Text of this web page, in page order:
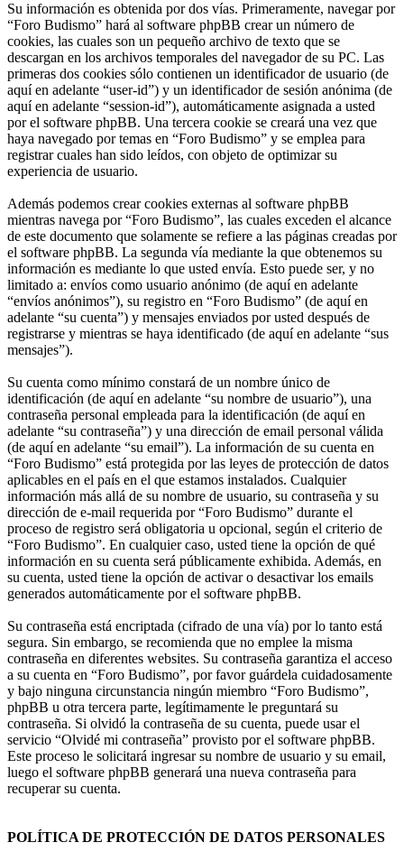
Su información es obtenida por dos vías. Primeramente, navegar por
“Foro Budismo” hará al software phpBB crear un número de
cookies, las cuales son un pequeño archivo de texto que se
descargan en los archivos temporales del navegador de su PC. Las
primeras dos cookies sólo contienen un identificador de usuario (de
aquí en adelante “user-id”) y un identificador de sesión anónima (de
aquí en adelante “session-id”), automáticamente asignada a usted
por el software phpBB. Una tercera cookie se creará una vez que
haya navegado por temas en “Foro Budismo” y se emplea para
registrar cuales han sido leídos, con objeto de optimizar su
experiencia de usuario.
Además podemos crear cookies externas al software phpBB
mientras navega por “Foro Budismo”, las cuales exceden el alcance
de este documento que solamente se refiere a las páginas creadas por
el software phpBB. La segunda vía mediante la que obtenemos su
información es mediante lo que usted envía. Esto puede ser, y no
limitado a: envíos como usuario anónimo (de aquí en adelante
“envíos anónimos”), su registro en “Foro Budismo” (de aquí en
adelante “su cuenta”) y mensajes enviados por usted después de
registrarse y mientras se haya identificado (de aquí en adelante “sus
mensajes”).
Su cuenta como mínimo constará de un nombre único de
identificación (de aquí en adelante “su nombre de usuario”), una
contraseña personal empleada para la identificación (de aquí en
adelante “su contraseña”) y una dirección de email personal válida
(de aquí en adelante “su email”). La información de su cuenta en
“Foro Budismo” está protegida por las leyes de protección de datos
aplicables en el país en el que estamos instalados. Cualquier
información más allá de su nombre de usuario, su contraseña y su
dirección de e-mail requerida por “Foro Budismo” durante el
proceso de registro será obligatoria u opcional, según el criterio de
“Foro Budismo”. En cualquier caso, usted tiene la opción de qué
información en su cuenta será públicamente exhibida. Además, en
su cuenta, usted tiene la opción de activar o desactivar los emails
generados automáticamente por el software phpBB.
Su contraseña está encriptada (cifrado de una vía) por lo tanto está
segura. Sin embargo, se recomienda que no emplee la misma
contraseña en diferentes websites. Su contraseña garantiza el acceso
a su cuenta en “Foro Budismo”, por favor guárdela cuidadosamente
y bajo ninguna circunstancia ningún miembro “Foro Budismo”,
phpBB u otra tercera parte, legítimamente le preguntará su
contraseña. Si olvidó la contraseña de su cuenta, puede usar el
servicio “Olvidé mi contraseña” provisto por el software phpBB.
Este proceso le solicitará ingresar su nombre de usuario y su email,
luego el software phpBB generará una nueva contraseña para
recuperar su cuenta.
POLÍTICA DE PROTECCIÓN DE DATOS PERSONALES